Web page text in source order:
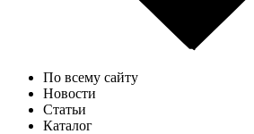
По всему сайту
Новости
Статьи
Каталог